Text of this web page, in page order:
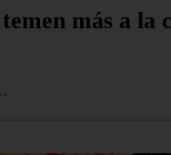
más a la